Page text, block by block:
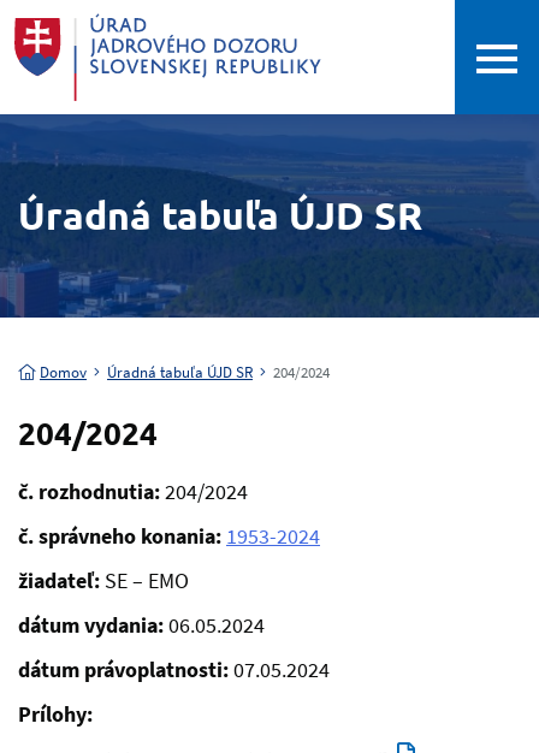
Úradná tabuľa ÚJD SR
Domov Úradná tabuľa ÚJD SR 204/2024
204/2024
č. rozhodnutia:204/2024
č. správneho konania: 1953-2024
žiadateľ: SE – EMO
dátum vydania:06.05.2024
dátum právoplatnosti:07.05.2024
Prílohy: